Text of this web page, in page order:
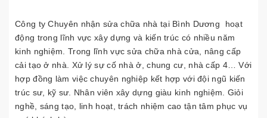
Công ty Chuyên nhận sửa chữa nhà tại Bình Dương hoạt
động trong lĩnh vực xây dựng và kiến trúc có nhiều năm
kinh nghiệm. Trong lĩnh vực sửa chữa nhà cửa, nâng cấp
cải tạo ở nhà. Xử lý sự cố nhà ở, chung cư, nhà cấp 4… Với
hợp đồng làm việc chuyên nghiệp kết hợp với đội ngũ kiến
trúc sư, kỹ sư. Nhân viên xây dựng giàu kinh nghiệm. Giỏi
nghề, sáng tạo, linh hoạt, trách nhiệm cao tận tâm phục vụ